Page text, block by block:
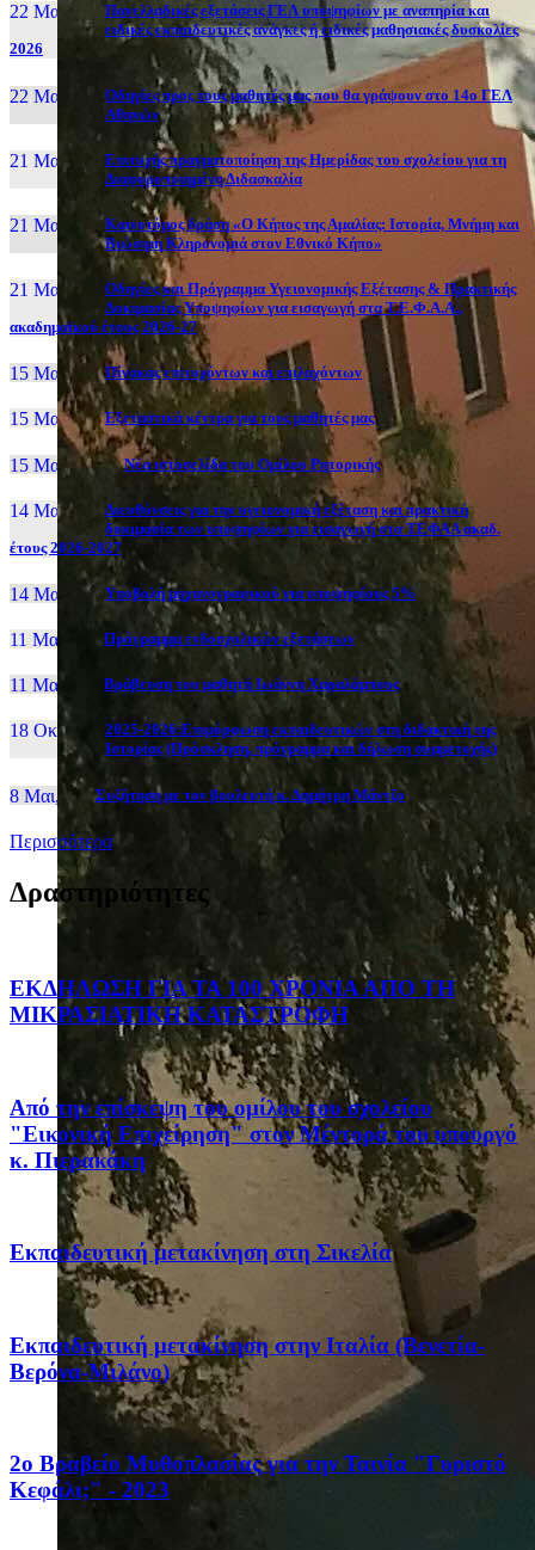
22 Μαι, 26
Πανελλαδικές εξετάσεις ΓΕΛ υποψηφίων με αναπηρία και
ειδικές εκπαιδευτικές ανάγκες ή ειδικές μαθησιακές δυσκολίες
2026
22 Μαι, 26
Οδηγίες προς τους μαθητές μας που θα γράψουν στο 14ο ΓΕΛ
Αθηνών
21 Μαι, 26
Επιτυχής πραγματοποίηση της Ημερίδας του σχολείου για τη
Διαφοροποιημένη Διδασκαλία
21 Μαι, 26
Καινοτόμος δράση «Ο Κήπος της Αμαλίας: Ιστορία, Μνήμη και
Βιώσιμη Κληρονομιά στον Εθνικό Κήπο»
21 Μαι, 26
Οδηγίες και Πρόγραμμα Υγειονομικής Εξέτασης & Πρακτικής
Δοκιμασίας Υποψηφίων για εισαγωγή στα Τ.Ε.Φ.Α.Α.,
ακαδημαϊκού έτους 2026-27
15 Μαι, 26 Πίνακας επιτυχόντων και επιλαχόντων
15 Μαι, 26 Εξεταστικά κέντρα για τους μαθητές μας
15 Μαι, 2026 Νέα ιστοσελίδα του Ομίλου Ρητορικής
14 Μαι, 26
Διευθύνσεις για την υγειονομική εξέταση και πρακτική
δοκιμασία των υποψηφίων για εισαγωγή στα ΤΕΦΑΑ ακαδ.
έτους 2026-2027
14 Μαι, 26 Yποβολή μηχανογραφικού για υποψηφίους 5%
11 Μαι, 26 Πρόγραμμα ενδοσχολικών εξετάσεων
11 Μαι, 26 Βράβευση του μαθητή Ιωάννη Χαραλάμπους
18 Οκτ, 25
2025-2026:Επιμόρφωση εκπαιδευτικών στη διδακτική της
Ιστορίας (Πρόσκληση, πρόγραμμα και δήλωση συμμετοχής)
8 Μαι, 26 Συζήτηση με τον βουλευτή κ. Δημήτρη Μάντζο
Περισσότερα
Δραστηριότητες
ΕΚΔΗΛΩΣΗ ΓΙΑ ΤΑ 100 ΧΡΟΝΙΑ ΑΠΟ ΤΗ
ΜΙΚΡΑΣΙΑΤΙΚΗ ΚΑΤΑΣΤΡΟΦΗ
Από την επίσκεψη του ομίλου του σχολείου
"Εικονική Επιχείρηση" στον Μέντορά του υπουργό
κ. Πιερακάκη
Eκπαιδευτική μετακίνηση στη Σικελία
Eκπαιδευτική μετακίνηση στην Ιταλία (Βενετία-
Βερόνα-Μιλάνο)
2ο Βραβείο Μυθοπλασίας για την Ταινία "Γυριστό
Κεφάλι;" - 2023